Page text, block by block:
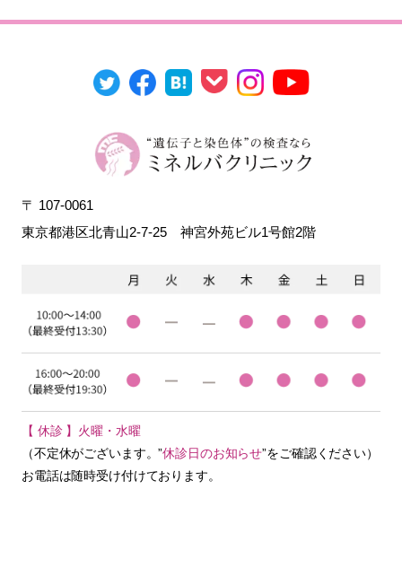
〒 107-0061
東京都港区北青山2-7-25 神宮外苑ビル1号館2階
【 休診 】火曜・水曜
（不定休がございます。”休診日のお知らせ”をご確認ください）
お電話は随時受け付けております。